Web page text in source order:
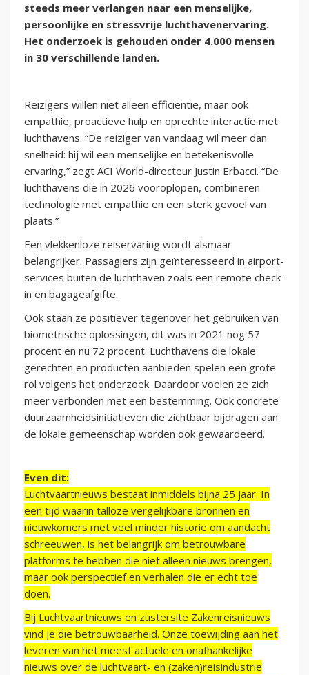
steeds meer verlangen naar een menselijke,
persoonlijke en stressvrije luchthavenervaring.
Het onderzoek is gehouden onder 4.000 mensen
in 30 verschillende landen.
Reizigers willen niet alleen efficiëntie, maar ook
empathie, proactieve hulp en oprechte interactie met
luchthavens. “De reiziger van vandaag wil meer dan
snelheid: hij wil een menselijke en betekenisvolle
ervaring,” zegt ACI World-directeur Justin Erbacci. “De
luchthavens die in 2026 vooroplopen, combineren
technologie met empathie en een sterk gevoel van
plaats.”
Een vlekkenloze reiservaring wordt alsmaar
belangrijker. Passagiers zijn geïnteresseerd in airport-
services buiten de luchthaven zoals een remote check-
in en bagageafgifte.
Ook staan ze positiever tegenover het gebruiken van
biometrische oplossingen, dit was in 2021 nog 57
procent en nu 72 procent. Luchthavens die lokale
gerechten en producten aanbieden spelen een grote
rol volgens het onderzoek. Daardoor voelen ze zich
meer verbonden met een bestemming. Ook concrete
duurzaamheidsinitiatieven die zichtbaar bijdragen aan
de lokale gemeenschap worden ook gewaardeerd.
Even dit:
Luchtvaartnieuws bestaat inmiddels bijna 25 jaar. In
een tijd waarin talloze vergelijkbare bronnen en
nieuwkomers met veel minder historie om aandacht
schreeuwen, is het belangrijk om betrouwbare
platforms te hebben die niet alleen nieuws brengen,
maar ook perspectief en verhalen die er echt toe
doen.
Bij Luchtvaartnieuws en zustersite Zakenreisnieuws
vind je die betrouwbaarheid. Onze toewijding aan het
leveren van het meest actuele en onafhankelijke
nieuws over de luchtvaart- en (zaken)reisindustrie